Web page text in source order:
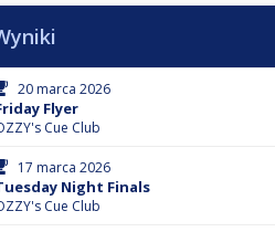
20 marca 2026
Flyer
Cue Club
17 marca 2026
Night Finals
Cue Club